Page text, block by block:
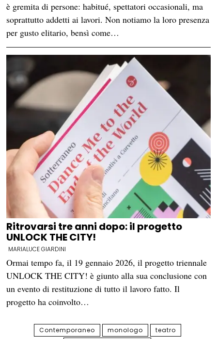
è gremita di persone: habitué, spettatori occasionali, ma
soprattutto addetti ai lavori. Non notiamo la loro presenza
per gusto elitario, bensì come…
Ritrovarsi tre anni dopo: il progetto
UNLOCK THE CITY!
MARIALUCE GIARDINI
Ormai tempo fa, il 19 gennaio 2026, il progetto triennale
UNLOCK THE CITY! è giunto alla sua conclusione con
un evento di restituzione di tutto il lavoro fatto. Il
progetto ha coinvolto…
Contemporaneo monologo
teatro